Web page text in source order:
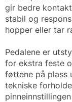
gir bedre
stabil og
hopper eller tar
Pedalene er
for ekstra feste
føttene på plass
tekniske